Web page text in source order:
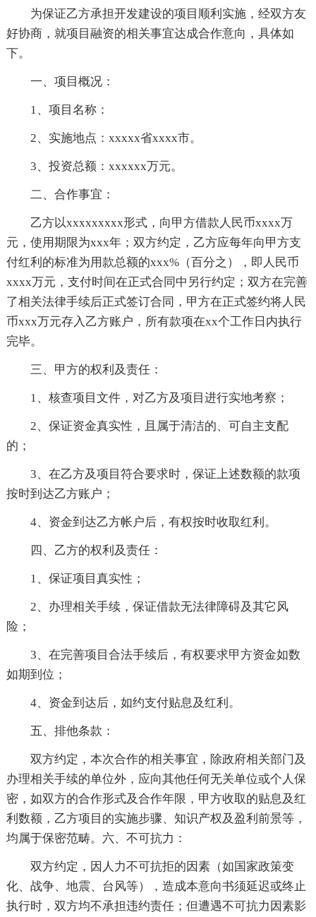
为保证乙方承担开发建设的项目顺利实施，经双方友
好协商，就项目融资的相关事宜达成合作意向，具体如
下。
一、项目概况：
1、项目名称：
2、实施地点：xxxxx省xxxx市。
3、投资总额：xxxxxx万元。
二、合作事宜：
乙方以xxxxxxxxx形式，向甲方借款人民币xxxx万
元，使用期限为xxx年；双方约定，乙方应每年向甲方支
付红利的标准为用款总额的xxx%（百分之），即人民币
xxxx万元，支付时间在正式合同中另行约定；双方在完善
了相关法律手续后正式签订合同，甲方在正式签约将人民
币xxx万元存入乙方账户，所有款项在xx个工作日内执行
完毕。
三、甲方的权利及责任：
1、核查项目文件，对乙方及项目进行实地考察；
2、保证资金真实性，且属于清洁的、可自主支配
的；
3、在乙方及项目符合要求时，保证上述数额的款项
按时到达乙方账户；
4、资金到达乙方帐户后，有权按时收取红利。
四、乙方的权利及责任：
1、保证项目真实性；
2、办理相关手续，保证借款无法律障碍及其它风
险；
3、在完善项目合法手续后，有权要求甲方资金如数
如期到位；
4、资金到达后，如约支付贴息及红利。
五、排他条款：
双方约定，本次合作的相关事宜，除政府相关部门及
办理相关手续的单位外，应向其他任何无关单位或个人保
密，如双方的合作形式及合作年限，甲方收取的贴息及红
利数额，乙方项目的实施步骤、知识产权及盈利前景等，
均属于保密范畴。六、不可抗力：
双方约定，因人力不可抗拒的因素（如国家政策变
化、战争、地震、台风等），造成本意向书须延迟或终止
执行时，双方均不承担违约责任；但遭遇不可抗力因素影